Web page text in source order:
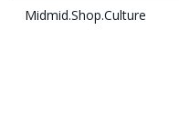
Midmid.Shop.Culture